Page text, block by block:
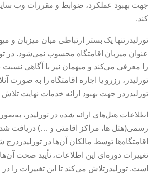
جهت بهبود عملکرد، ضوابط و مقررات وب
کند.
تورلیدرتنها یک بستر ارتباطی میان میزبان و
عنوان میزبان اقامتگاه محسوب نمی‌شود. در
را معرفی می‌کند و میهمان نیز با آگاهی نسبت
تورلیدر، رزرو یا اجاره اقامتگاه را به صورت
تورلیدردر جهت بهبود ارائه خدمات نهایت
اطلاعات هتل‌های ارائه شده در تورلیدر،
رسمی(هتل ها، مراکز اقامتی و …) دریافت
اقامتگاه‌ها توسط مالکان آن‌ها در
تغییرات دوره‌ای این اطلاعات، تأیید صحت
است. تورلیدرتلاش می‌کند تا این تغییرات را